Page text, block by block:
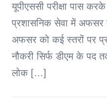
यूपीएससी परीक्षा पास
प्रशासनिक सेवा में
अफसर को कई स्तरों पर
नौकरी सिर्फ डीएम के पद
लोक […]